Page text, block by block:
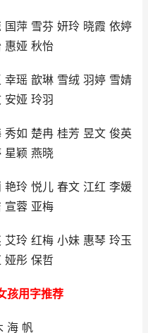
萍 雪芬 妍玲 晓霞 依婷
惠娅 秋怡
瑶 歆琳 雪绒 羽婷 雪婧
安娅 玲羽
如 楚冉 桂芳 昱文 俊英
星颖 燕晓
玲 悦儿 春文 江红 李媛
宣蓉 亚梅
玲 红梅 小妹 惠琴 玲玉
娅彤 保哲
孩用字推荐
海 帆